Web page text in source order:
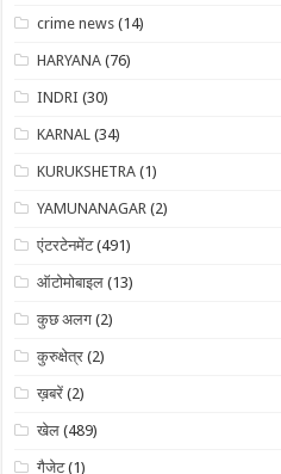
crime news (14)
HARYANA (76)
INDRI (30)
KARNAL (34)
KURUKSHETRA (1)
YAMUNANAGAR (2)
एंटरटेनमेंट(491)
ऑटोमोबाइल (13)
कुछ अलग (2)
कुरुक्षेत्र (2)
ख़बरें (2)
खेल (489)
गैजेट(1)